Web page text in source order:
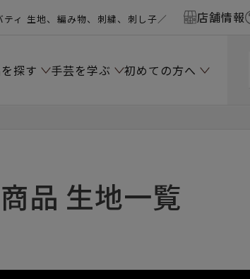
ティ 生地、編み物、刺繍、刺し子／ 店舗情報
探す 手芸を学ぶ 初めての方へ
品 生地一覧